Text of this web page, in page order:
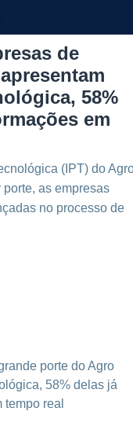
de
58%
em
(IPT) do
as empresas
no processo de